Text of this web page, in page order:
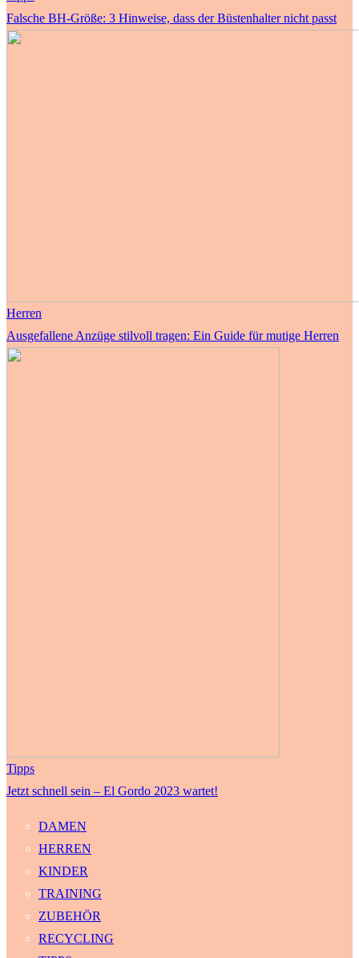
Falsche BH-Größe: 3 Hinweise, dass der Büstenhalter nicht passt
Herren
Ausgefallene Anzüge stilvoll tragen: Ein Guide für mutige Herren
Tipps
Jetzt schnell sein – El Gordo 2023 wartet!
DAMEN
HERREN
KINDER
TRAINING
ZUBEHÖR
RECYCLING